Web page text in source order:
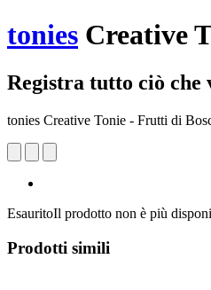
tonies Creative
Registra tutto ciò che
tonies Creative Tonie - Frutti di
EsauritoIl prodotto non è più
Prodotti simili